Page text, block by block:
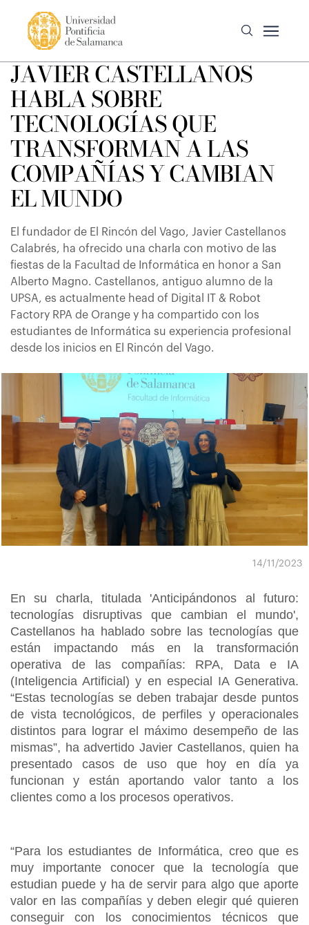
JAVIER CASTELLANOS
HABLA SOBRE
TECNOLOGÍAS QUE
TRANSFORMAN A LAS
COMPAÑÍAS Y CAMBIAN
EL MUNDO
El fundador de El Rincón del Vago, Javier Castellanos
Calabrés, ha ofrecido una charla con motivo de las
fiestas de la Facultad de Informática en honor a San
Alberto Magno. Castellanos, antiguo alumno de la
UPSA, es actualmente head of Digital IT & Robot
Factory RPA de Orange y ha compartido con los
estudiantes de Informática su experiencia profesional
desde los inicios en El Rincón del Vago.
14/11/2023
En su charla, titulada 'Anticipándonos al futuro:
tecnologías disruptivas que cambian el mundo',
Castellanos ha hablado sobre las tecnologías que
están impactando más en la transformación
operativa de las compañías: RPA, Data e IA
(Inteligencia Artificial) y en especial IA Generativa.
“Estas tecnologías se deben trabajar desde puntos
de vista tecnológicos, de perfiles y operacionales
distintos para lograr el máximo desempeño de las
mismas”, ha advertido Javier Castellanos, quien ha
presentado casos de uso que hoy en día ya
funcionan y están aportando valor tanto a los
clientes como a los procesos operativos.
“Para los estudiantes de Informática, creo que es
muy importante conocer que la tecnología que
estudian puede y ha de servir para algo que aporte
valor en las compañías y deben elegir qué quieren
conseguir con los conocimientos técnicos que